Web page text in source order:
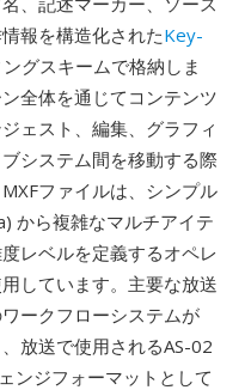
報を構造化されたKey-
グスキームで格納しま
全体を通じてコンテンツ
ェスト、編集、グラフィ
システム間を移動する際
ファイルは、シンプル
から複雑なマルチアイテ
レベルを定義するオペレ
しています。主要な放送
ークフローシステムが
放送で使用されるAS-02
ンジフォーマットとして